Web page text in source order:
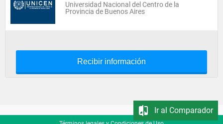
Universidad Nacional del Centro de la
Provincia de Buenos Aires
Recibir información
Ir al Comparador